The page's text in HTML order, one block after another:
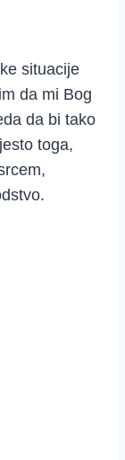
situacije
da mi Bog
da bi tako
toga,